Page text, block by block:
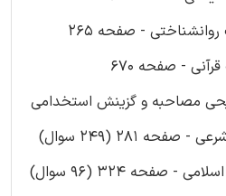
مصاحبه و گزینش استخدامی